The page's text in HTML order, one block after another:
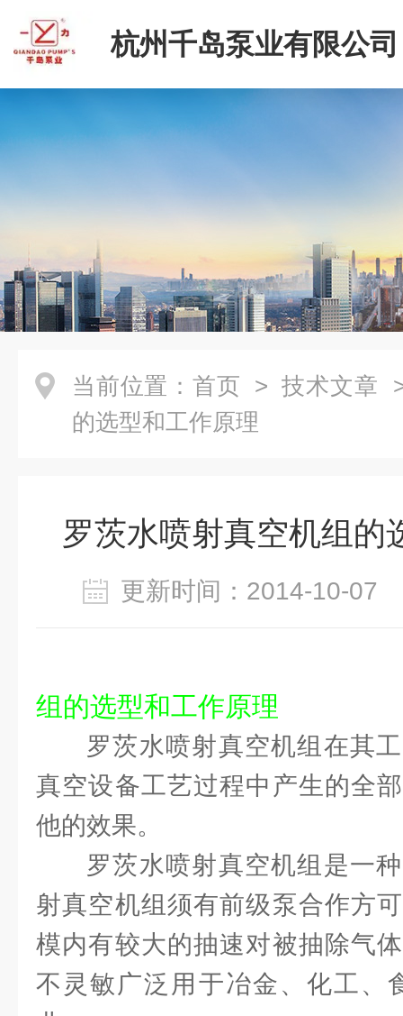
杭州千岛泵业有限公司
当前位置： 首页 > 技术文章
的选型和工作原理
罗茨水喷射真空机组的
更新时间：2014-10-
组的选型和工作原理
罗茨水喷射真空机组在其
真空设备工艺过程中产生的全
他的效果。
罗茨水喷射真空机组是一
射真空机组须有前级泵合作方
模内有较大的抽速对被抽除气
不灵敏广泛用于冶金、化工、